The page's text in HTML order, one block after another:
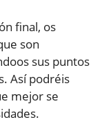
final, os
son
sus puntos
Así podréis
mejor se